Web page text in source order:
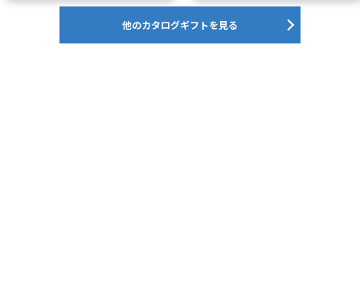
他のカタログギフトを見る